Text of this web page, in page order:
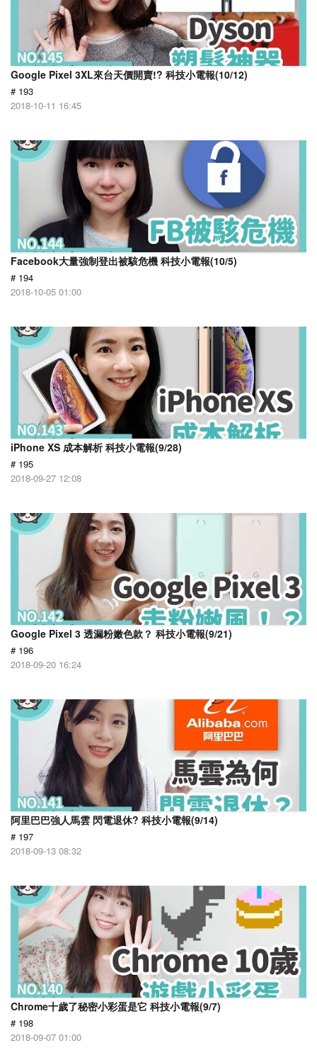
Google Pixel 3XL來台天價開賣!? 科技小電報(10/12)
# 193
2018-10-11 16:45
Facebook大量強制登出被駭危機 科技小電報(10/5)
# 194
2018-10-05 01:00
iPhone XS 成本解析 科技小電報(9/28)
# 195
2018-09-27 12:08
Google Pixel 3 透漏粉嫩色款？ 科技小電報(9/21)
# 196
2018-09-20 16:24
阿里巴巴強人馬雲 閃電退休? 科技小電報(9/14)
# 197
2018-09-13 08:32
Chrome十歲了秘密小彩蛋是它 科技小電報(9/7)
# 198
2018-09-07 01:00